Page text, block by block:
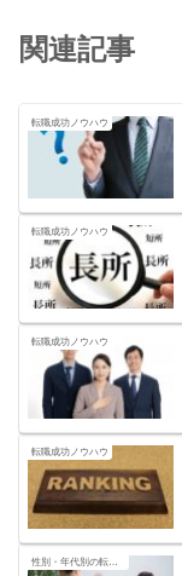
関連記事
転職成功ノウハウ
転職成功ノウハウ
転職成功ノウハウ
転職成功ノウハウ
性別・年代別の転職の秘訣